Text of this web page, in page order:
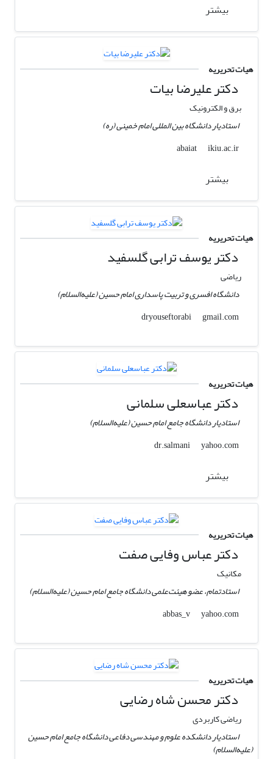
بیشتر
هیات تحریریه
دکتر علیرضا بیات
برق و الکترونیک
استادیار دانشگاه بین المللی امام خمینی (ره)
abaiat
ikiu.ac.ir
بیشتر
هیات تحریریه
دکتر یوسف ترابی گلسفید
ریاضی
دانشگاه افسری و تربیت پاسداری امام حسین (علیه‌السلام)
dryouseftorabi
gmail.com
هیات تحریریه
دکتر عباسعلی سلمانی
استادیار دانشگاه جامع امام حسین (علیه‌السلام)
dr.salmani
yahoo.com
بیشتر
هیات تحریریه
دکتر عباس وفایی صفت
مکانیک
استادتمام، عضو هیئت‌علمی دانشگاه جامع امام حسین (علیه‌السلام)
abbas_v
yahoo.com
هیات تحریریه
دکتر محسن شاه رضایی
ریاضی کاربردی
استادیار دانشکده علوم و مهندسی دفاعی دانشگاه جامع امام حسین
(علیه‌السلام)